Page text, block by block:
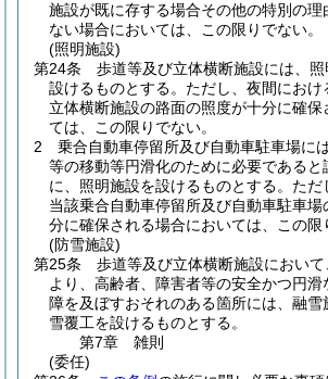
施設が既に存する場合その他の特別の理
ない場合においては、この限りでない。
(照明施設)
第24条
歩道等及び立体横断施設には、
設けるものとする。 ただし、夜間にお
立体横断施設の路面の照度が十分に確
ては、この限りでない。
2
乗合自動車停留所及び自動車駐車場に
等の移動等円滑化のために必要であると
に、照明施設を設けるものとする。 ただ
当該乗合自動車停留所及び自動車駐車
分に確保される場合においては、この限
(防雪施設)
第25条
歩道等及び立体横断施設におい
より、高齢者、障害者等の安全かつ円滑
障を及ぼすおそれのある箇所には、融雪
雪覆工を設けるものとする。
第7章
雑則
(委任)